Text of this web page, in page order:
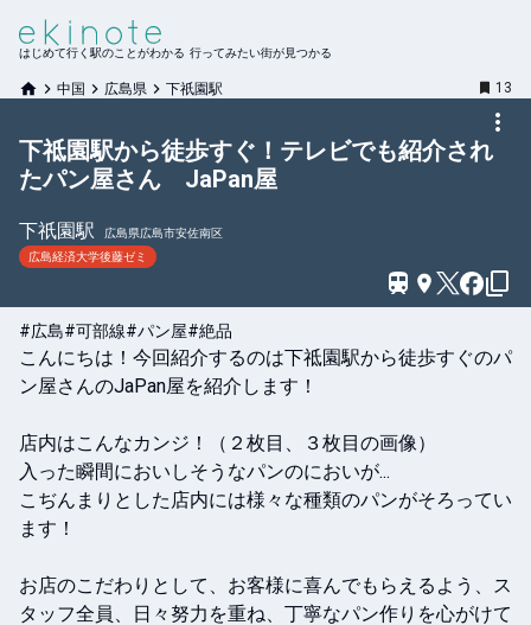
はじめて行く駅のことがわかる 行ってみたい街が見つかる
中国 広島県 下祇園駅 13
下祗園駅から徒歩すぐ！テレビでも紹介され
たパン屋さん JaPan屋
下祇園駅
広島県広島市安佐南区
広島経済大学後藤ゼミ
#広島#可部線#パン屋#絶品
こんにちは！今回紹介するのは下祗園駅から徒歩すぐのパ
ン屋さんのJaPan屋を紹介します！
店内はこんなカンジ！（２枚目、３枚目の画像）
入った瞬間においしそうなパンのにおいが...
こぢんまりとした店内には様々な種類のパンがそろってい
ます！
お店のこだわりとして、お客様に喜んでもらえるよう、ス
タッフ全員、日々努力を重ね、丁寧なパン作りを心がけて